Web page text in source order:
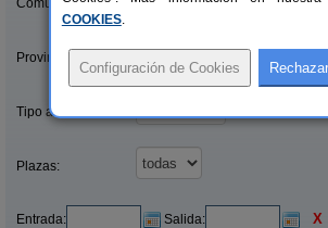
Comunidades:
Provincias/Islas:
Tipo alquiler:
Plazas:
Entrada: Salida: X
COOKIES.